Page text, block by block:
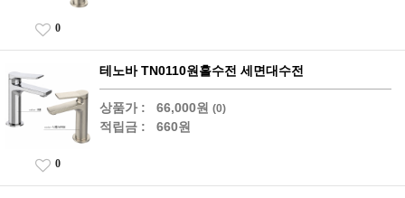
0
테노바 TN0110원홀수전 세면대수전
상품가 : 66,000원 (0)
적립금 : 660원
0